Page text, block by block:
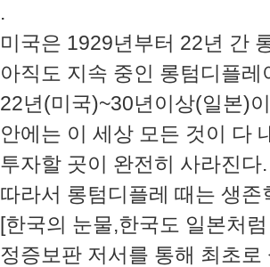
.
미국은 1929년부터 22년 간
아직도 지속 중인 롱텀디플레
22년(미국)~30년이상(일본)
안에는 이 세상 모든 것이 다
투자할 곳이 완전히 사라진다.
따라서 롱텀디플레 때는 생
[한국의 눈물,한국도 일본처
정증보판 저서를 통해 최초로